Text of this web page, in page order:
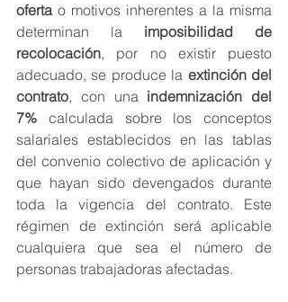
oferta o motivos inherentes a la misma
determinan la imposibilidad de
recolocación, por no existir puesto
adecuado, se produce la extinción del
contrato, con una indemnización del
7% calculada sobre los conceptos
salariales establecidos en las tablas
del convenio colectivo de aplicación y
que hayan sido devengados durante
toda la vigencia del contrato. Este
régimen de extinción será aplicable
cualquiera que sea el número de
personas trabajadoras afectadas.